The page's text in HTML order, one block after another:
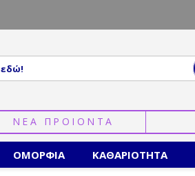
ΝΕΑ ΠΡΟΙΟΝΤΑ
ΟΜΟΡΦΙΑ ΚΑΘΑΡΙΟΤΗΤΑ